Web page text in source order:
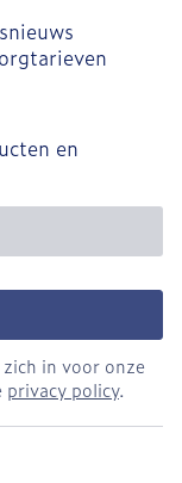
en
in voor onze
privacy policy.